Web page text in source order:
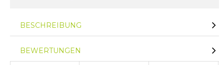
BESCHREIBUNG
BEWERTUNGEN